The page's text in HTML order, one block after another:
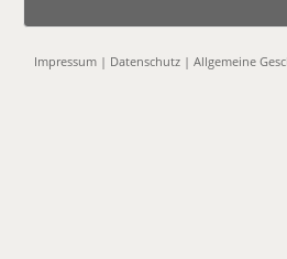
Impressum | Datenschutz |Allgemeine